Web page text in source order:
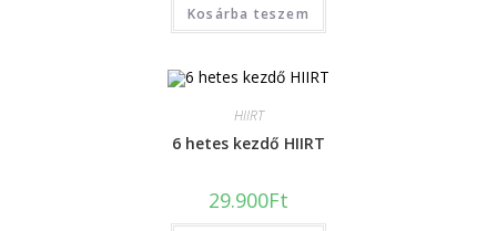
Kosárba teszem
HIIRT
6 hetes kezdő HIIRT
29.900Ft